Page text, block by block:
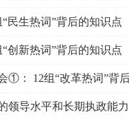
民生热词”背后的知识点
创新热词”背后的知识点
①： 12组“改革热词”背
领导水平和长期执政能力